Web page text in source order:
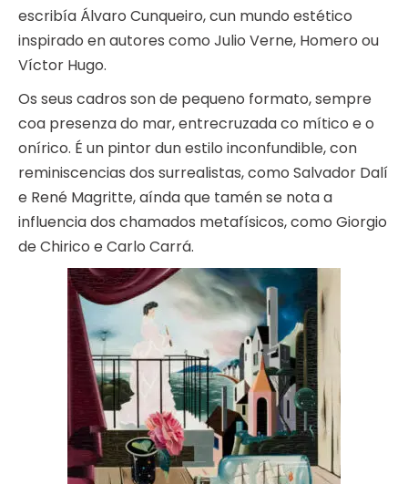
escribía Álvaro Cunqueiro, cun mundo estético
inspirado en autores como Julio Verne, Homero ou
Víctor Hugo.
Os seus cadros son de pequeno formato, sempre
coa presenza do mar, entrecruzada co mítico e o
onírico. É un pintor dun estilo inconfundible, con
reminiscencias dos surrealistas, como Salvador Dalí
e René Magritte, aínda que tamén se nota a
influencia dos chamados metafísicos, como Giorgio
de Chirico e Carlo Carrá.